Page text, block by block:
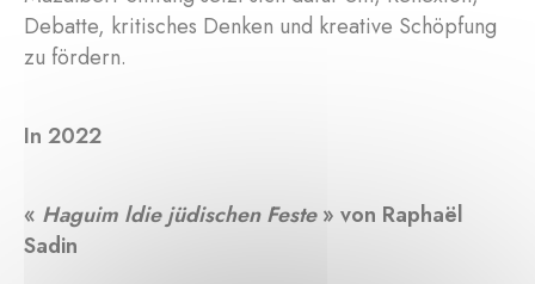
Debatte, kritisches Denken und kreative Schöpfung
zu fördern.
In 2022
« Haguim ldie jüdischen Feste» von Raphaël
Sadin